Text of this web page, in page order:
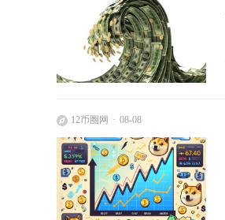
12币圈网 08-08